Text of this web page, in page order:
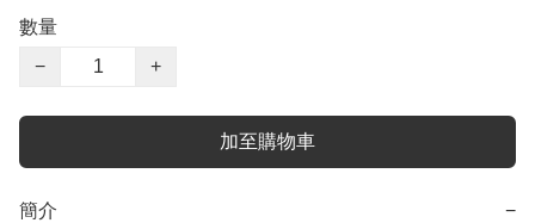
數量
−
+
加至購物車
簡介 −